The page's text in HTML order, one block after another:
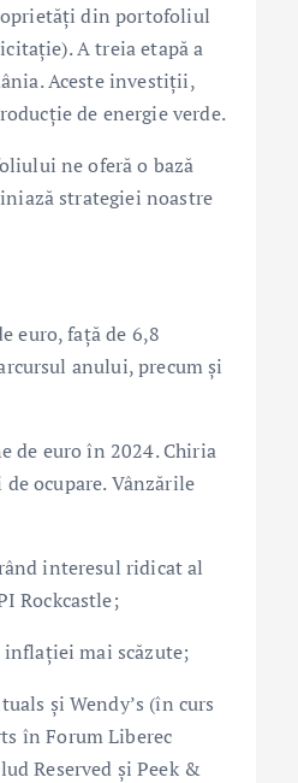
din portofoliul
A treia etapă a
Aceste investiții,
de energie verde.
ne oferă o bază
strategiei noastre
euro, față de 6,8
anului, precum și
de euro în 2024. Chiria
ocupare. Vânzările
interesul ridicat al
Rockcastle;
inflației mai scăzute;
și Wendy’s (în curs
în Forum Liberec
Reserved și Peek &